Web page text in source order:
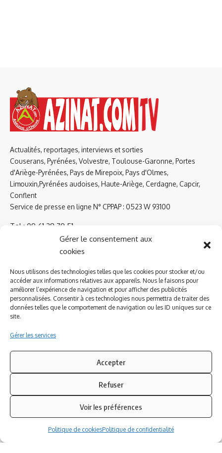
Gérer le consentement aux
cookies
Nous utilisons des technologies telles que les cookies pour stocker et/ou
accéder aux informations relatives aux appareils. Nous le faisons pour
améliorer l’expérience de navigation et pour afficher des publicités
personnalisées. Consentir à ces technologies nous permettra de traiter des
données telles que le comportement de navigation ou les ID uniques sur ce
site.
Gérer les services
Accepter
Refuser
Voir les préférences
Politique de cookiesPolitique de confidentialité
Actualités, reportages, interviews et sorties
Couserans, Pyrénées, Volvestre, Toulouse-Garonne, Portes
d'Ariège-Pyrénées, Pays de Mirepoix, Pays d'Olmes,
Limouxin,Pyrénées audoises, Haute-Ariège, Cerdagne, Capcir,
Conflent
Service de presse en ligne N° CPPAP : 0523 W 93100
Tel : 09 61 38 79 51
A PROPOS DE NOUS
Qui sommes-nous ?
Newsletter
Nous contacter
INFORMATIONS LEGALES
Politique de cookies
Politique de confidentialité
Mentions légales
Inscrivez-vous à notre newsletter
Abonnez-vous à notre
instantanément les dernières actualités !